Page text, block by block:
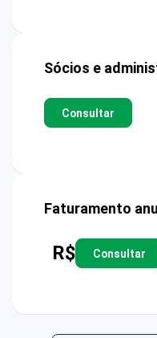
Sócios e
Consultar
Faturamento
R$ Consultar